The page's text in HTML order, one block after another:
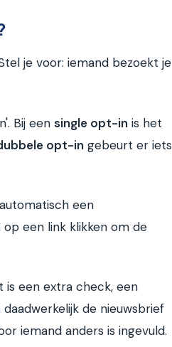
je voor: iemand bezoekt je
Bij een single opt-in is het
opt-in gebeurt er iets
een
een link klikken om de
is een extra check, een
de nieuwsbrief
iemand anders is ingevuld.